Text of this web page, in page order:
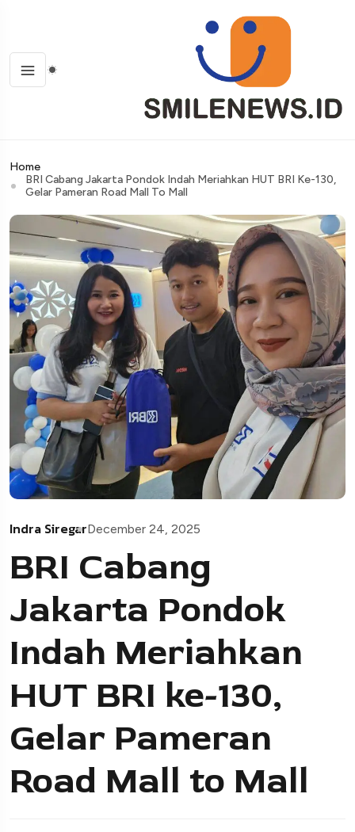
Home
BRI Cabang Jakarta Pondok Indah Meriahkan HUT BRI Ke-130,
Gelar Pameran Road Mall To Mall
Indra SiregarDecember 24, 2025
BRI Cabang
Jakarta Pondok
Indah Meriahkan
HUT BRI ke-130,
Gelar Pameran
Road Mall to Mall